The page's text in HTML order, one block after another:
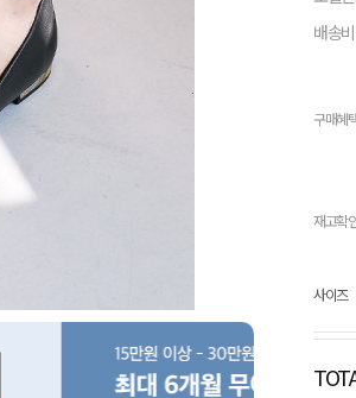
배송비
구매혜
재고확
사이즈